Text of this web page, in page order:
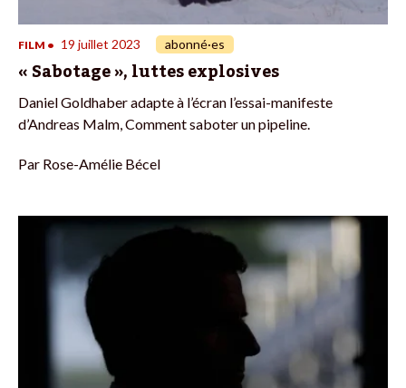
FILM • 19 juillet 2023 abonné·es
« Sabotage », luttes explosives
Daniel Goldhaber adapte à l’écran l’essai-manifeste
d’Andreas Malm, Comment saboter un pipeline.
Par Rose-Amélie Bécel